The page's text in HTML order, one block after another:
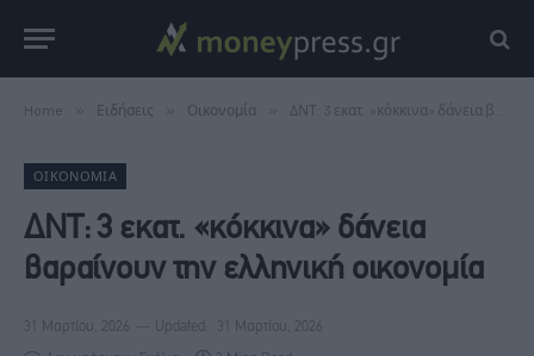
Home Ειδήσεις Οικονομία ΔΝΤ: 3 εκατ. «κόκκινα» δάνεια βαραίνουν την ελληνική οικονομία
ΟΙΚΟΝΟΜΊΑ
ΔΝΤ: 3 εκατ. «κόκκινα» δάνεια
βαραίνουν την ελληνική οικονομία
31 Μαρτίου, 2026 Updated: 31 Μαρτίου, 2026